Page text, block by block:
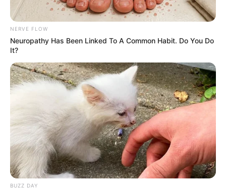
NERVE FLOW
Neuropathy Has Been Linked To A Common Habit. Do You Do
It?
BUZZ DAY